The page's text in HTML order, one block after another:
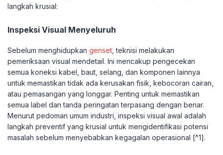
langkah krusial:
Inspeksi Visual Menyeluruh
Sebelum menghidupkan genset , teknisi melakukan
pemeriksaan visual mendetail. Ini mencakup pengecekan
semua koneksi kabel, baut, selang, dan komponen lainnya
untuk memastikan tidak ada kerusakan fisik, kebocoran cairan,
atau pemasangan yang longgar. Penting untuk memastikan
semua label dan tanda peringatan terpasang dengan benar.
Menurut pedoman umum industri, inspeksi visual awal adalah
langkah preventif yang krusial untuk mengidentifikasi potensi
masalah sebelum menyebabkan kegagalan operasional [^1].